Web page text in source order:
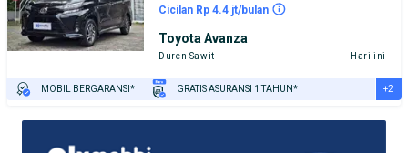
Cicilan Rp 4.4 jt/bulan
Toyota Avanza
Duren Sawit Hari ini
MOBIL BERGARANSI* GRATIS ASURANSI 1 TAHUN* +2